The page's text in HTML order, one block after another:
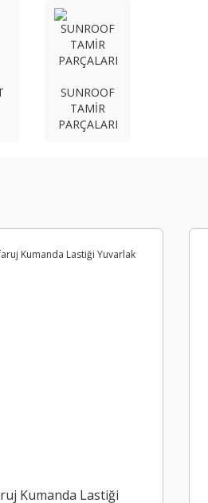
SUNROOF
TAMİR
PARÇALARI
Kumanda Lastiği